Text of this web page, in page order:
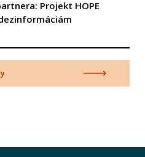
Projekt HOPE